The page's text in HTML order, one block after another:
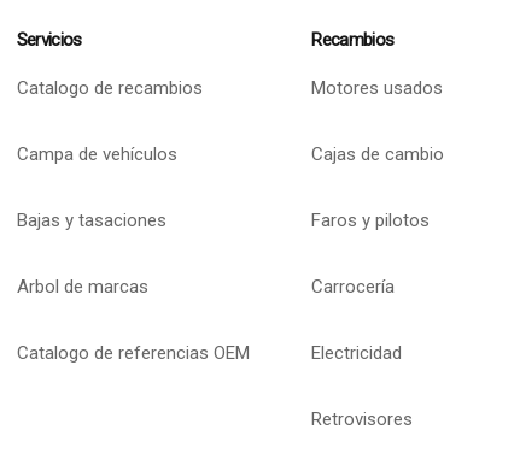
Servicios
Catalogo de recambios
Campa de vehículos
Bajas y tasaciones
Arbol de marcas
Catalogo de referencias OEM
Recambios
Motores usados
Cajas de cambio
Faros y pilotos
Carrocería
Electricidad
Retrovisores